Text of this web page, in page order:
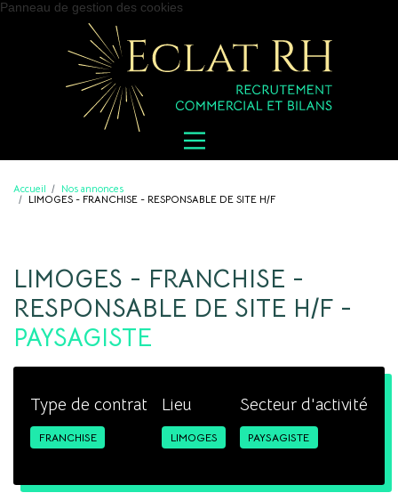
Accueil
Nos annonces
LIMOGES - FRANCHISE - RESPONSABLE DE SITE H/F
LIMOGES - FRANCHISE -
RESPONSABLE DE SITE H/F -
PAYSAGISTE
Type de contrat
FRANCHISE
Lieu
LIMOGES
Secteur d'activité
PAYSAGISTE
Panneau de gestion des cookies